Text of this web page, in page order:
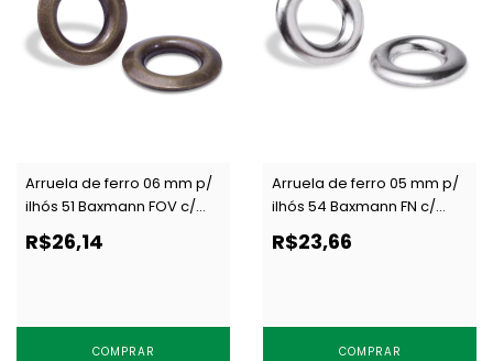
Arruela de ferro 06 mm p/
ilhós 51 Baxmann FOV c/
1000 un
R$26,14
COMPRAR
Arruela de ferro 05 mm p/
ilhós 54 Baxmann FN c/
1000 un
R$23,66
COMPRAR